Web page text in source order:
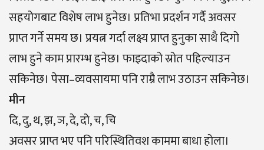
सहयोगबाट विशेष लाभ हुनेछ। प्रतिभा प्रदर्शन गर्दै अवसर
प्राप्त गर्ने समय छ। प्रयत्न गर्दा लक्ष्य प्राप्त हुनुका साथै दिगो
लाभ हुने काम प्रारम्भ हुनेछ। फाइदाको स्रोत पहिल्याउन
सकिनेछ। पेसा–व्यवसायमा पनि राम्रै लाभ उठाउन सकिनेछ।
मीन
दि, दु, थ, झ, ञ, दे, दो, च, चि
अवसर प्राप्त भए पनि परिस्थितिवश काममा बाधा होला।